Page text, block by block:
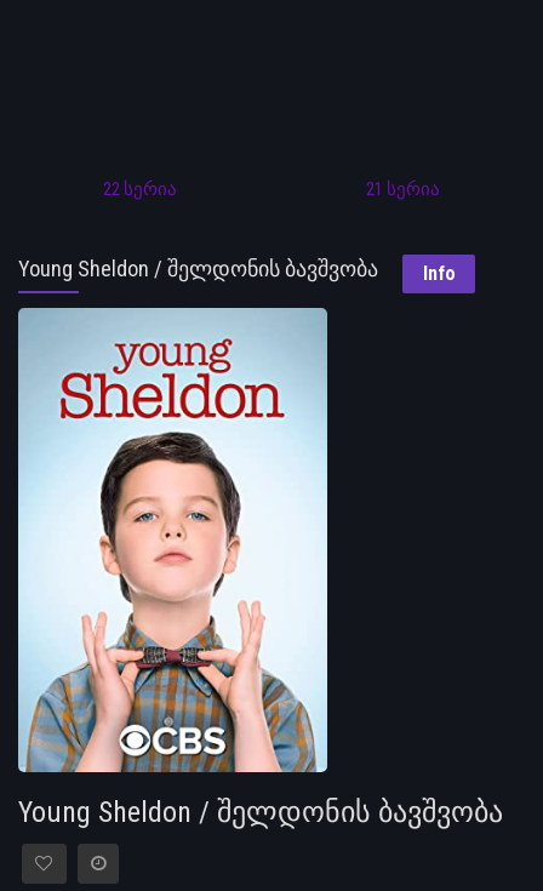
22 სერია 21 სერია
Young Sheldon / შელდონის ბავშვობა Info
Young Sheldon / შელდონის ბავშვობა